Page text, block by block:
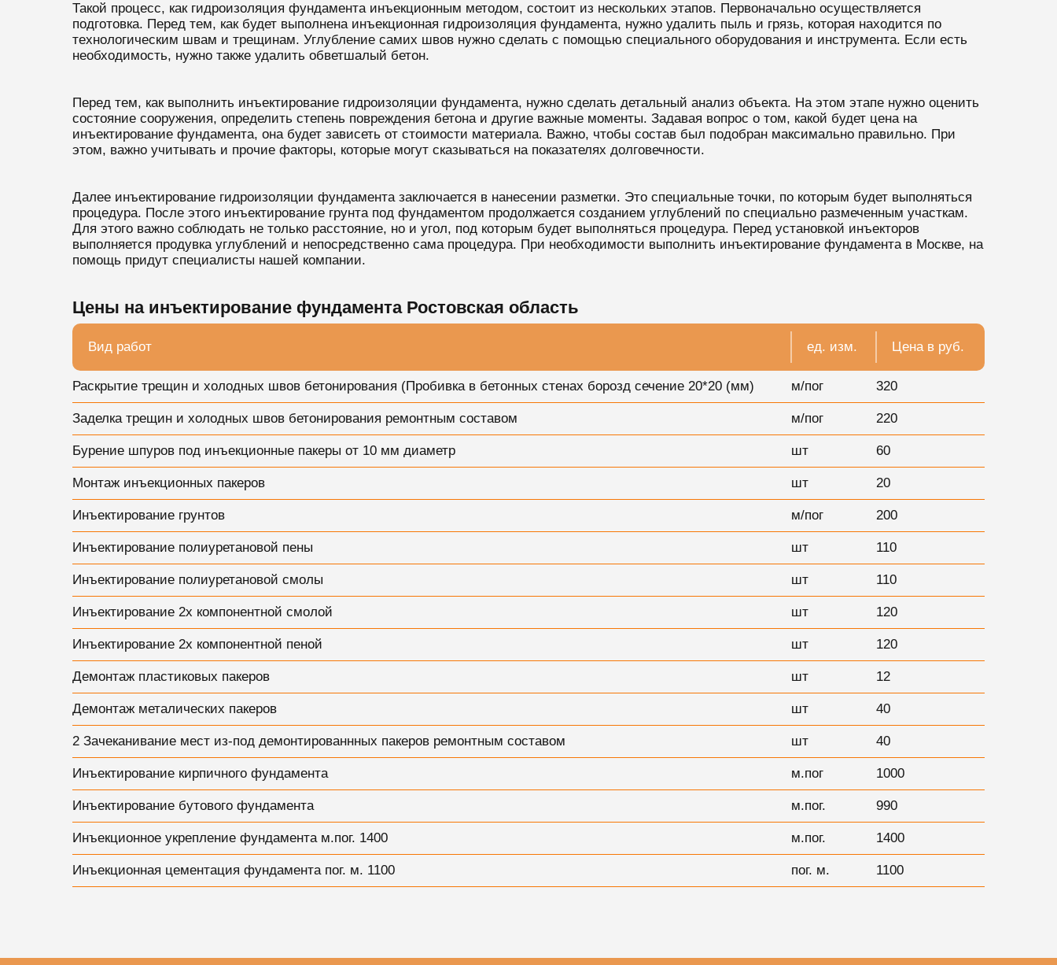
Такой процесс, как гидроизоляция фундамента инъекционным методом, состоит из нескольких этапов. Первоначально осуществляется
подготовка. Перед тем, как будет выполнена инъекционная гидроизоляция фундамента, нужно удалить пыль и грязь, которая находится по
технологическим швам и трещинам. Углубление самих швов нужно сделать с помощью специального оборудования и инструмента. Если есть
необходимость, нужно также удалить обветшалый бетон.
Перед тем, как выполнить инъектирование гидроизоляции фундамента, нужно сделать детальный анализ объекта. На этом этапе нужно оценить
состояние сооружения, определить степень повреждения бетона и другие важные моменты. Задавая вопрос о том, какой будет цена на
инъектирование фундамента, она будет зависеть от стоимости материала. Важно, чтобы состав был подобран максимально правильно. При
этом, важно учитывать и прочие факторы, которые могут сказываться на показателях долговечности.
Далее инъектирование гидроизоляции фундамента заключается в нанесении разметки. Это специальные точки, по которым будет выполняться
процедура. После этого инъектирование грунта под фундаментом продолжается созданием углублений по специально размеченным участкам.
Для этого важно соблюдать не только расстояние, но и угол, под которым будет выполняться процедура. Перед установкой инъекторов
выполняется продувка углублений и непосредственно сама процедура. При необходимости выполнить инъектирование фундамента в Москве, на
помощь придут специалисты нашей компании.
Цены на инъектирование фундамента Ростовская область
Вид работ ед. изм. Цена в руб.
Раскрытие трещин и холодных швов бетонирования (Пробивка в бетонных стенах борозд сечение 20*20 (мм) м/пог 320
Заделка трещин и холодных швов бетонирования ремонтным составом м/пог 220
Бурение шпуров под инъекционные пакеры от 10 мм диаметр шт 60
Монтаж инъекционных пакеров шт 20
Инъектирование грунтов м/пог 200
Инъектирование полиуретановой пены шт 110
Инъектирование полиуретановой смолы шт 110
Инъектирование 2х компонентной смолой шт 120
Инъектирование 2х компонентной пеной шт 120
Демонтаж пластиковых пакеров шт 12
Демонтаж металических пакеров шт 40
2 Зачеканивание мест из-под демонтированнных пакеров ремонтным составом шт 40
Инъектирование кирпичного фундамента м.пог 1000
Инъектирование бутового фундамента м.пог. 990
Инъекционное укрепление фундамента м.пог. 1400 м.пог. 1400
Инъекционная цементация фундамента пог. м. 1100 пог. м. 1100